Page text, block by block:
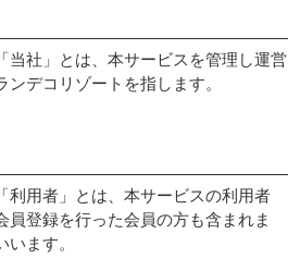
当社」とは、本サービスを管理し運営
デコリゾートを指します。
利用者」とは、本サービスの利用者
員登録を行った会員の方も含まれま
ます。